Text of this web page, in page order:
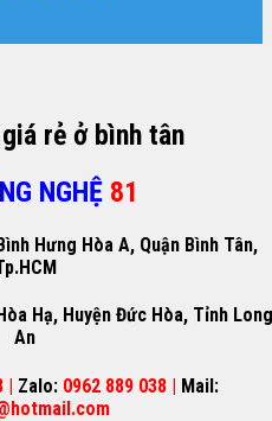
rẻ ở bình tân
NGHỆ 81
Hưng Hòa A, Quận Bình Tân,
Hạ, Huyện Đức Hòa, Tỉnh Long
An
| Zalo: 0962 889 038 | Mail: